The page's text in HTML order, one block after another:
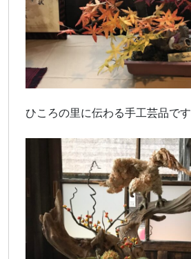
ひころの里に伝わる手工芸品です